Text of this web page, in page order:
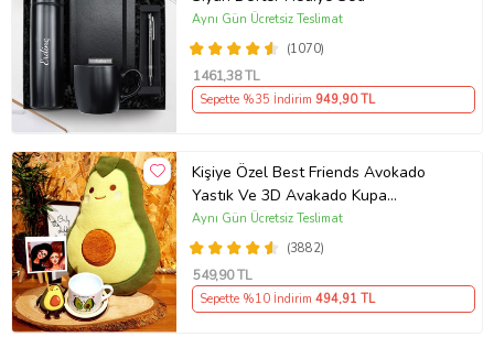
(1070)
Aynı Gün Ücretsiz Teslimat
1461,38 TL
Sepette %35 İndirim 949,90 TL
Kişiye Özel Best Friends Avokado
Yastık Ve 3D Avakado Kupa
Arkadaşa Hediye
(3882)
Aynı Gün Ücretsiz Teslimat
549,90 TL
Sepette %10 İndirim 494,91 TL